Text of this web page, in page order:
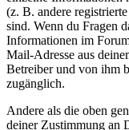
(z. B. andere
sind. Wenn du Fragen
Informationen im
Mail-Adresse aus
Betreiber und von ihm
zugänglich.
Andere als die oben
deiner Zustimmung an